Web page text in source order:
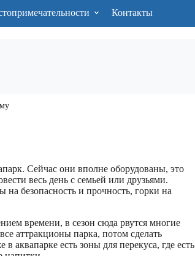
Контакты
Сейчас они вполне оборудованы, это
весь день с семьей или друзьями.
безопасность и прочность, горки на
времени, в сезон сюда рвутся многие
аттракционы парка, потом сделать
аквапарке есть зоны для перекуса, где есть